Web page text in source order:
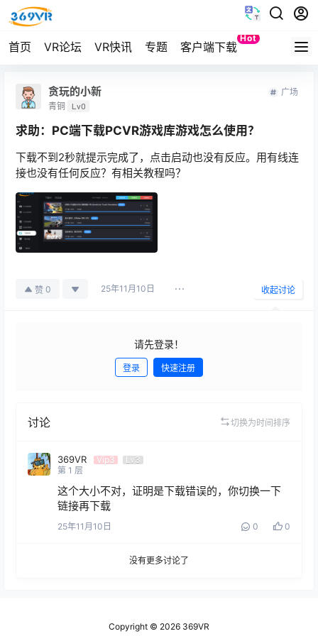
首页 VR论坛 VR快讯 专题 客户端下载
Hot
Quest
贪玩的小新
青铜 Lv0
广场
求助：PC端下载PCVR游戏库游戏怎么使用？
下载不到2秒就提示完成了，点击启动也没有反应。用有线连
接也没有任何反应？有相关教程吗？
赞 0 25年11月10日 收起讨论
请先登录！
登录 快速注册
讨论 切换为时间排序
369VR Vip3
Lv3
第 1 层
这个大小不对，证明是下载错误的，你切换一下
链接再下载
25年11月10日 0 0
没有更多讨论了
Copyright © 2026 369VR